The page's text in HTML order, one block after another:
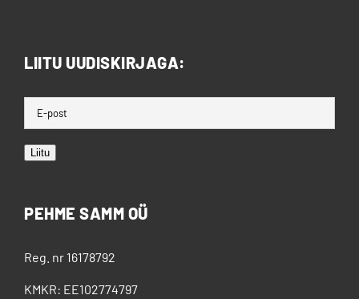
LIITU UUDISKIRJAGA:
Liitu
PEHME SAMM OÜ
Reg. nr 16178792
KMKR: EE102774797